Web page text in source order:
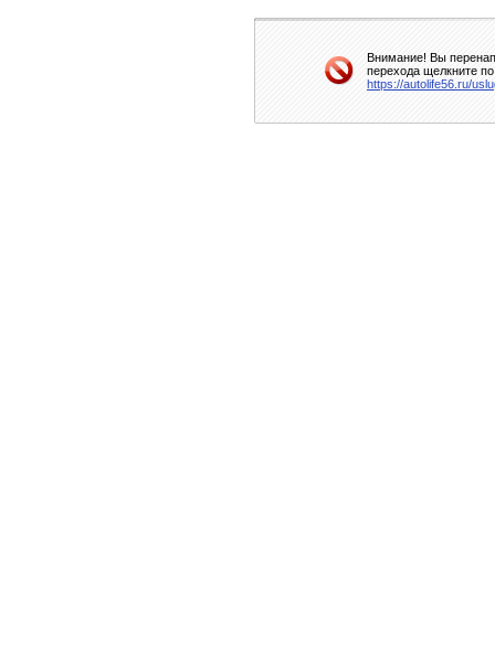
Внимание! Вы
перехода щелкните
https://autolife56.ru/